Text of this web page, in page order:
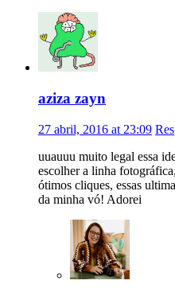
aziza zayn
27 abril, 2016 at 23:09
uuauuu muito legal essa
escolher a linha
ótimos cliques, essas
da minha vó! Adorei